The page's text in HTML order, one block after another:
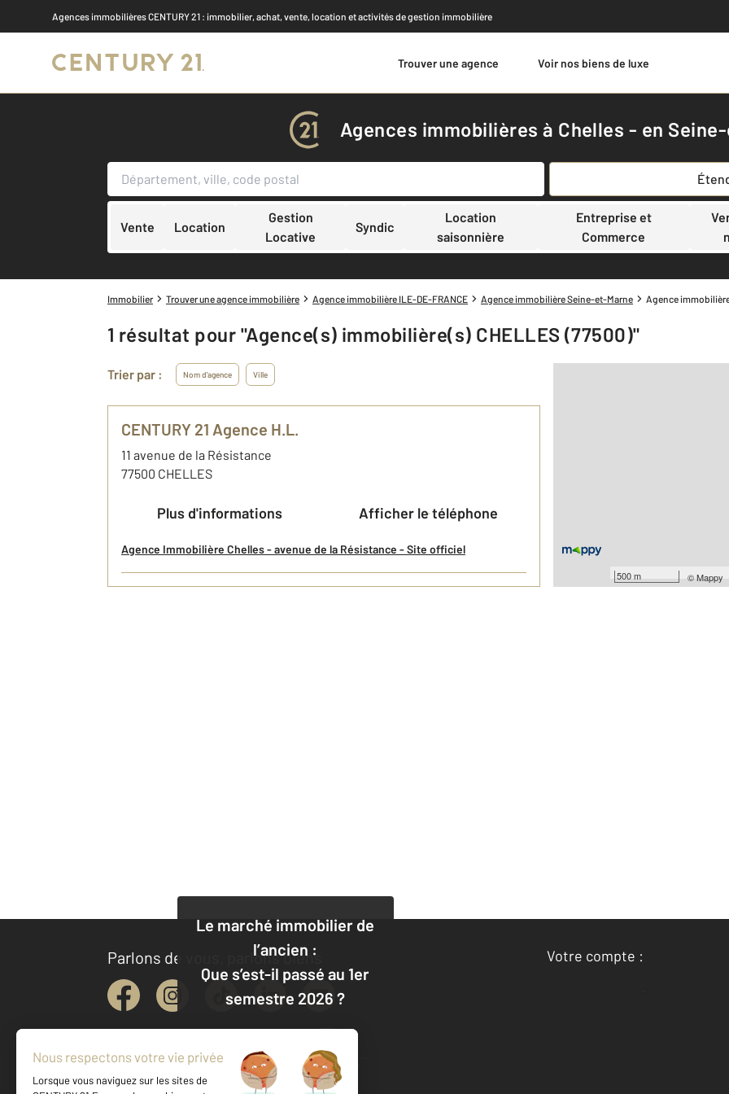
Agences immobilières CENTURY 21 : immobilier, achat, vente, location et activités de gestion immobilière
Trouver une agence Voir nos biens de luxe
Agences immobilières à Chelles - en
Vente Location
Gestion
Locative
Syndic
Location
saisonnière
Entreprise et
Commerce
Immobilier Trouver une agence immobilière Agence immobilière ILE-DE-FRANCE Agence immobilière Seine-et-Marne Agence
1 résultat pour "Agence(s) immobilière(s) CHELLES (77500)"
Trier par : Nom d'agence Ville
CENTURY 21 Agence H.L.
11 avenue de la Résistance
77500 CHELLES
Plus d'informations Afficher le téléphone
Agence Immobilière Chelles - avenue de la Résistance - Site officiel
500 m ©Mappy
Le marché immobilier de
l’ancien :
Que s’est-il passé au 1er
semestre 2026 ?
Parlons de vous, parlons biens
Votre compte :
Accéder à mon compte